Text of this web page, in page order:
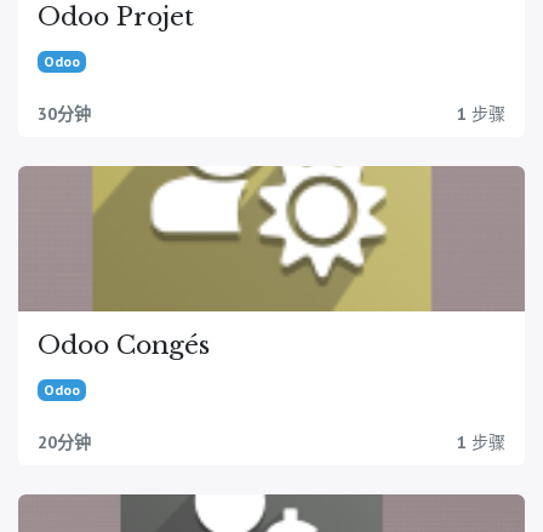
Odoo Projet
Odoo
30分钟 1 步骤
Odoo Congés
Odoo
20分钟 1 步骤